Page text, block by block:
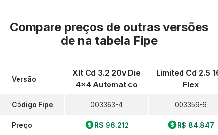
Compare preços de outras versões
de na tabela Fipe
Versão
Código Fipe
Preço
Xlt Cd 3.2 20v Die
4x4 Automatico
003363-4
R$ 96.212
Limited Cd 2.5
Flex
003359-6
R$ 84.847